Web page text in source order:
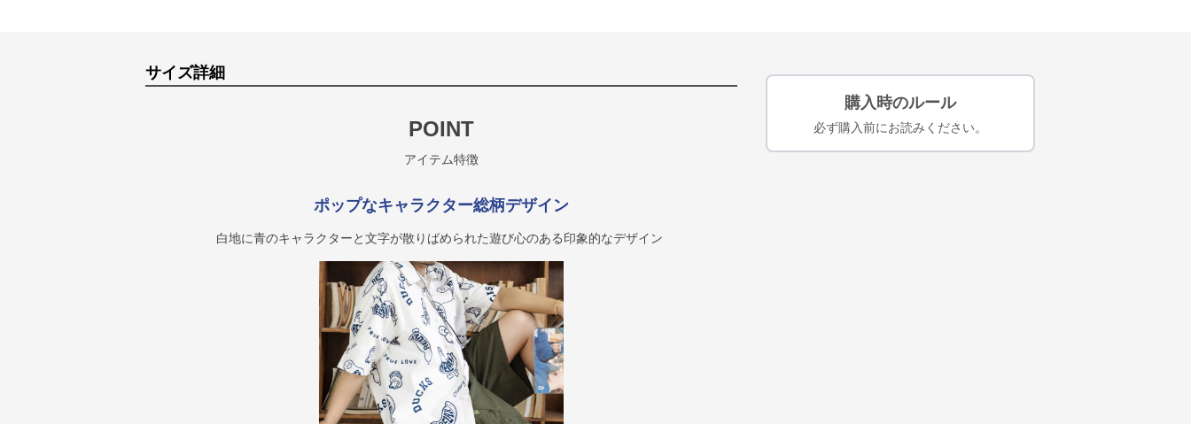
サイズ詳細
POINT
アイテム特徴
ポップなキャラクター総柄デザイン
白地に青のキャラクターと文字が散りばめられた遊び心のある印象的なデザイン
購入時のルール
必ず購入前にお読みください。